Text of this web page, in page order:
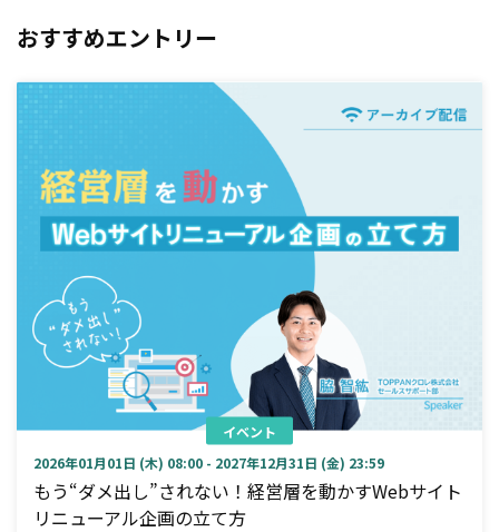
おすすめエントリー
イベント
2026年01月01日 (木) 08:00 - 2027年12月31日 (金) 23:59
もう“ダメ出し”されない！経営層を動かすWebサイト
リニューアル企画の立て方